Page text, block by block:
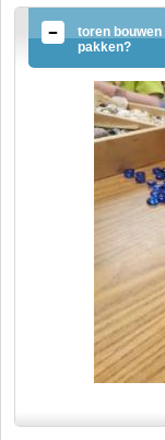
toren
pakken?